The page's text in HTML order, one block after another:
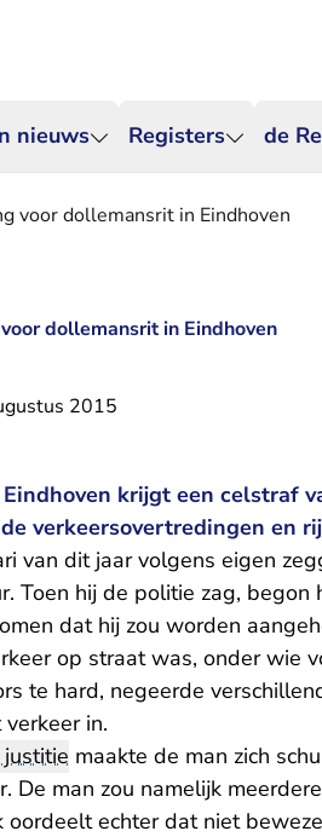
nieuws Registers de
voor dollemansrit in Eindhoven
dollemansrit in Eindhoven
2015
krijgt een celstraf
verkeersovertredingen en
van dit jaar volgens eigen
Toen hij de politie zag,
dat hij zou worden
op straat was, onder wie
te hard, negeerde
in.
maakte de man zich
De man zou namelijk
oordeelt echter dat niet